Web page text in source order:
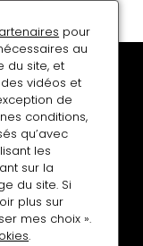
photographes
pour
au
du site, et
vidéos et
de
conditions,
qu’avec
les
sur la
du site. Si
plus sur
mes choix ».
.